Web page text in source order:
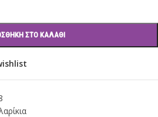
ΣΤΟ ΚΑΛΆΘΙ